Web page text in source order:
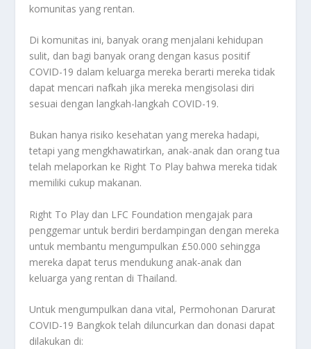
komunitas yang rentan.
Di komunitas ini, banyak orang menjalani kehidupan
sulit, dan bagi banyak orang dengan kasus positif
COVID-19 dalam keluarga mereka berarti mereka tidak
dapat mencari nafkah jika mereka mengisolasi diri
sesuai dengan langkah-langkah COVID-19.
Bukan hanya risiko kesehatan yang mereka hadapi,
tetapi yang mengkhawatirkan, anak-anak dan orang tua
telah melaporkan ke Right To Play bahwa mereka tidak
memiliki cukup makanan.
Right To Play dan LFC Foundation mengajak para
penggemar untuk berdiri berdampingan dengan mereka
untuk membantu mengumpulkan £50.000 sehingga
mereka dapat terus mendukung anak-anak dan
keluarga yang rentan di Thailand.
Untuk mengumpulkan dana vital, Permohonan Darurat
COVID-19 Bangkok telah diluncurkan dan donasi dapat
dilakukan di: